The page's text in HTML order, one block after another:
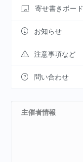
寄せ書きボード
お知らせ
注意事項など
問い合わせ
主催者情報